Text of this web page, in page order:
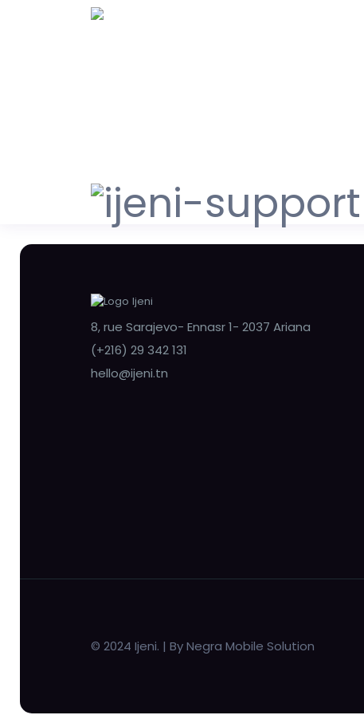
8, rue Sarajevo- Ennasr 1- 2037 Ariana
(+216) 29 342 131
hello@ijeni.tn
© 2024 Ijeni. | By Negra Mobile Solution